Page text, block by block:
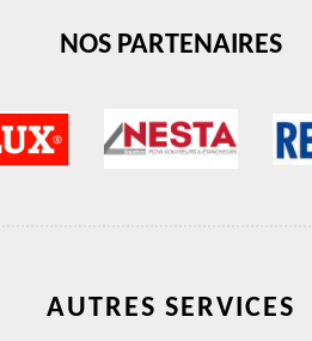
NOS PARTENAIRES
AUTRES SERVICES